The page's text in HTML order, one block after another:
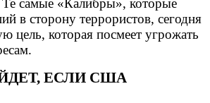
самые «Калибры», которые
в сторону террористов, сегодня
цель, которая посмеет угрожать
ЕСЛИ США